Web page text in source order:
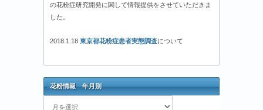
の花粉症研究開発に関して情報提供をさせていただきま
した。
2018.1.18 東京都花粉症患者実態調査について
花粉情報 年月別
花